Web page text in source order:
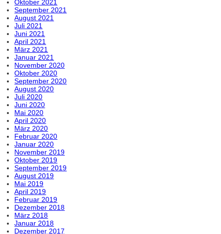
Oktober 2021
September 2021
August 2021
Juli 2021
Juni 2021
April 2021
März 2021
Januar 2021
November 2020
Oktober 2020
September 2020
August 2020
Juli 2020
Juni 2020
Mai 2020
April 2020
März 2020
Februar 2020
Januar 2020
November 2019
Oktober 2019
September 2019
August 2019
Mai 2019
April 2019
Februar 2019
Dezember 2018
März 2018
Januar 2018
Dezember 2017